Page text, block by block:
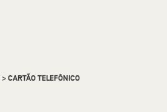
>CARTÃO TELEFÔNICO